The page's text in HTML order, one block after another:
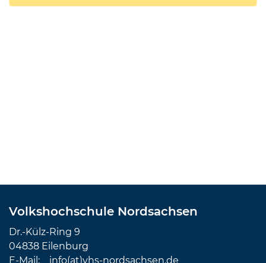
Volkshochschule Nordsachsen
Dr.-Külz-Ring 9
04838 Eilenburg
E-Mail: info(at)vhs-nordsachsen.de